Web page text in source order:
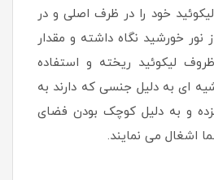
خود را در ظرف اصلی و در
خورشید نگاه داشته و مقدار
لیکوئید ریخته و استفاده
ای به دلیل جنسی که دارند به
و به دلیل کوچک بودن فضای
اشغال می نمایند.